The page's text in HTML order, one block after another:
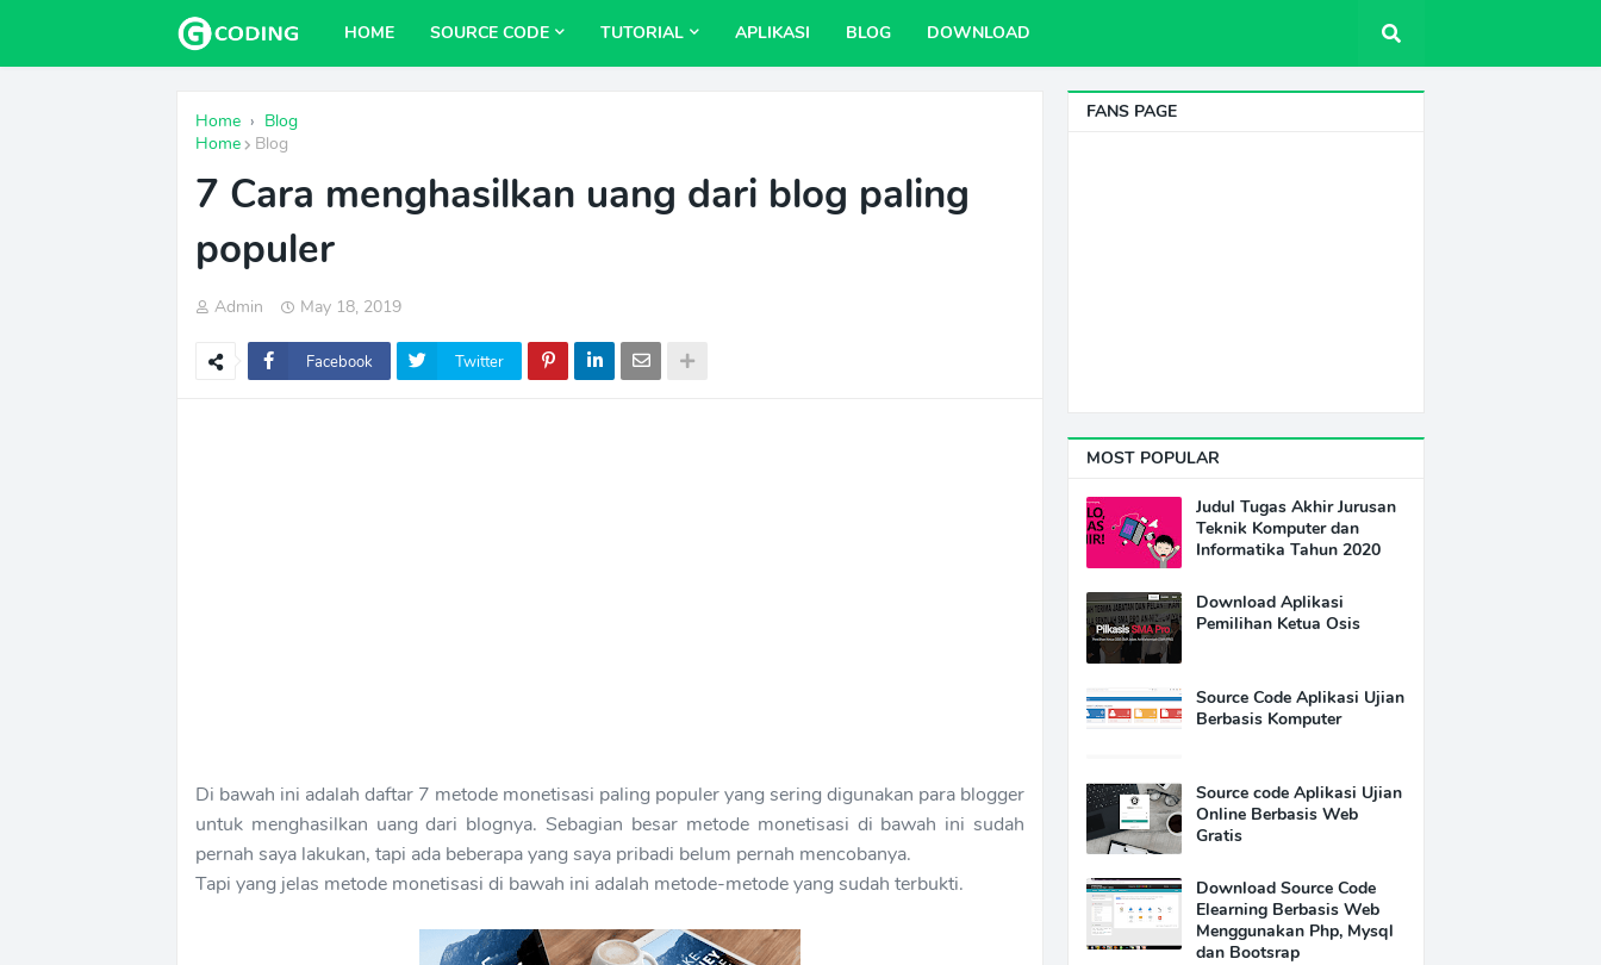
HOME SOURCE CODE TUTORIAL APLIKASI BLOG DOWNLOAD
Home › Blog
Home
Blog
7 Cara menghasilkan uang dari blog paling
populer
Admin May 18, 2019
Facebook Twitter
Di bawah ini adalah daftar 7 metode monetisasi paling populer yang sering digunakan para blogger
untuk menghasilkan uang dari blognya. Sebagian besar metode monetisasi di bawah ini sudah
pernah saya lakukan, tapi ada beberapa yang saya pribadi belum pernah mencobanya.
Tapi yang jelas metode monetisasi di bawah ini adalah metode-metode yang sudah terbukti.
FANS PAGE
MOST POPULAR
Judul Tugas Akhir Jurusan
Teknik Komputer dan
Informatika Tahun 2020
Download Aplikasi
Pemilihan Ketua Osis
Source Code Aplikasi Ujian
Berbasis Komputer
Source code Aplikasi Ujian
Online Berbasis Web
Gratis
Download Source Code
Elearning Berbasis Web
Menggunakan Php, Mysql
dan Bootsrap